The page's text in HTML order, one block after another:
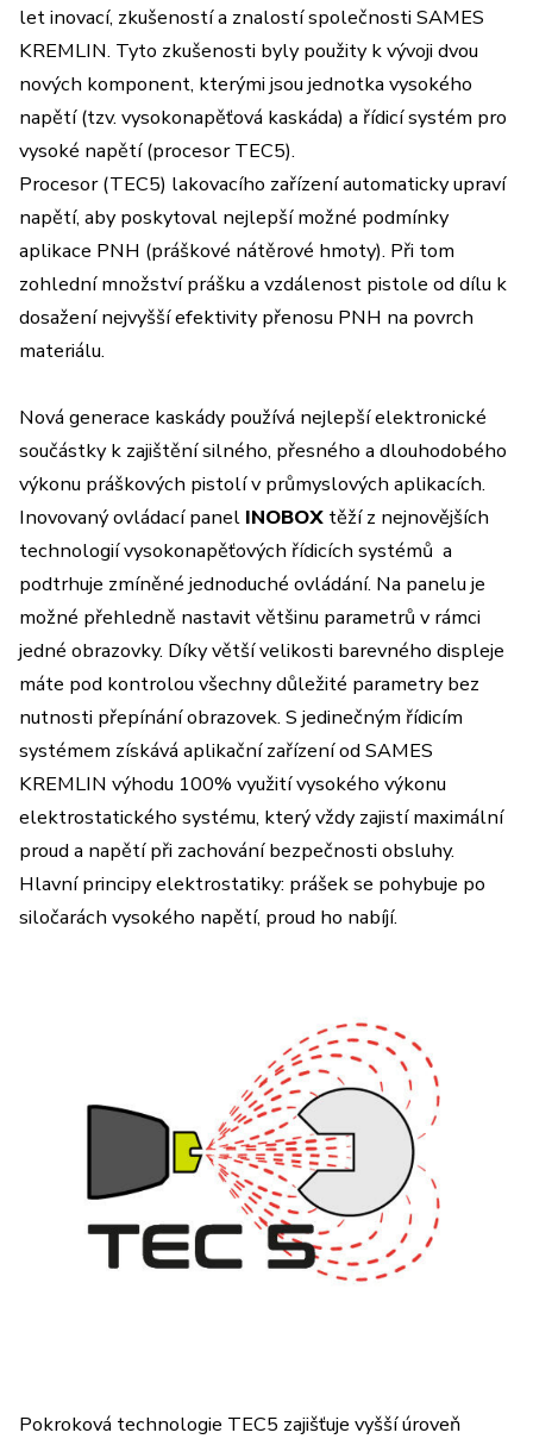
let inovací, zkušeností a znalostí společnosti SAMES
KREMLIN. Tyto zkušenosti byly použity k vývoji dvou
nových komponent, kterými jsou jednotka vysokého
napětí (tzv. vysokonapěťová kaskáda) a řídicí systém pro
vysoké napětí (procesor TEC5).
Procesor (TEC5) lakovacího zařízení automaticky upraví
napětí, aby poskytoval nejlepší možné podmínky
aplikace PNH (práškové nátěrové hmoty). Při tom
zohlední množství prášku a vzdálenost pistole od dílu k
dosažení nejvyšší efektivity přenosu PNH na povrch
materiálu.
Nová generace kaskády používá nejlepší elektronické
součástky k zajištění silného, přesného a dlouhodobého
výkonu práškových pistolí v průmyslových aplikacích.
Inovovaný ovládací panel INOBOX těží z nejnovějších
technologií vysokonapěťových řídicích systémů a
podtrhuje zmíněné jednoduché ovládání. Na panelu je
možné přehledně nastavit většinu parametrů v rámci
jedné obrazovky. Díky větší velikosti barevného displeje
máte pod kontrolou všechny důležité parametry bez
nutnosti přepínání obrazovek. S jedinečným řídicím
systémem získává aplikační zařízení od SAMES
KREMLIN výhodu 100% využití vysokého výkonu
elektrostatického systému, který vždy zajistí maximální
proud a napětí při zachování bezpečnosti obsluhy.
Hlavní principy elektrostatiky: prášek se pohybuje po
siločarách vysokého napětí, proud ho nabíjí.
Pokroková technologie TEC5 zajišťuje vyšší úroveň